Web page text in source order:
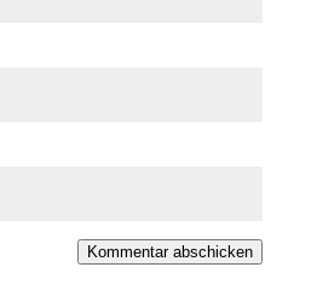
Kommentar abschicken